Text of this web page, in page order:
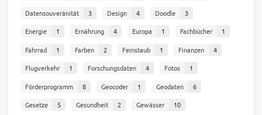
Datensouveränität
3 Design 4 Doodle
3
Energie
1 Ernährung 4 Europa 1 Fachbücher
1
Fahrrad
1 Farben 2 Feinstaub 1 Finanzen
4
Flugverkehr
1 Forschungsdaten 4 Fotos
1
Förderprogramm
8 Geocoder 1 Geodaten
6
Gesetze
5 Gesundheit 2 Gewässer
10